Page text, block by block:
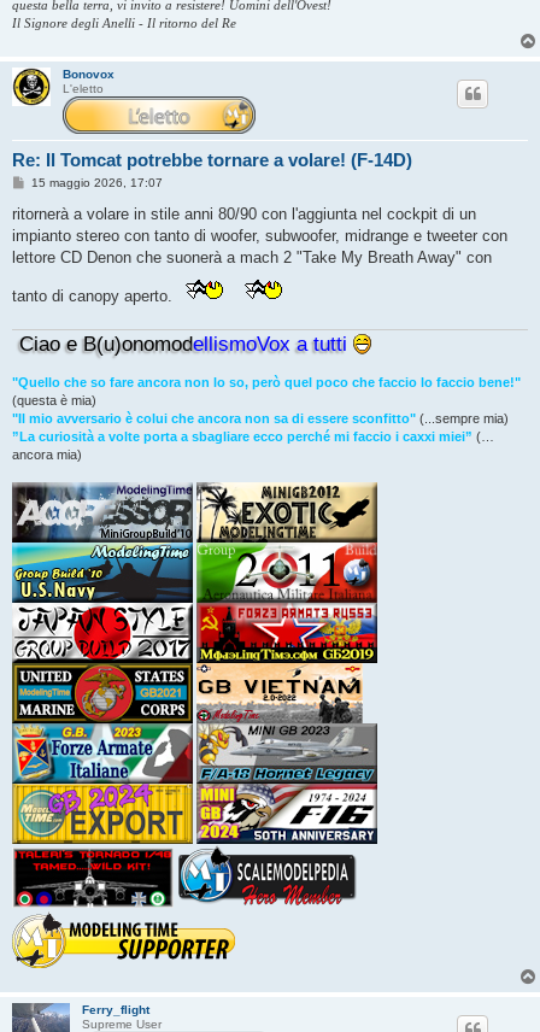
questa bella terra, vi invito a resistere! Uomini dell'Ovest!
Il Signore degli Anelli - Il ritorno del Re
Bonovox
L'eletto
Re: Il Tomcat potrebbe tornare a volare! (F-14D)
M
s
a
g
o
15 maggio 2026, 17:07
ritornerà a volare in stile anni 80/90 con l'aggiunta nel cockpit di un
impianto stereo con tanto di woofer, subwoofer, midrange e tweeter con
lettore CD Denon che suonerà a mach 2 "Take My Breath Away" con
tanto di canopy aperto.
Ciao e B(u)onomodellismoVox a tutti
"Quello che so fare ancora non lo so, però quel poco che faccio lo faccio bene!"
(questa è mia)
"Il mio avversario è colui che ancora non sa di essere sconfitto" (...sempre mia)
”La curiosità a volte porta a sbagliare ecco perché mi faccio i caxxi miei” (…
ancora mia)
Ferry_flight
Supreme User